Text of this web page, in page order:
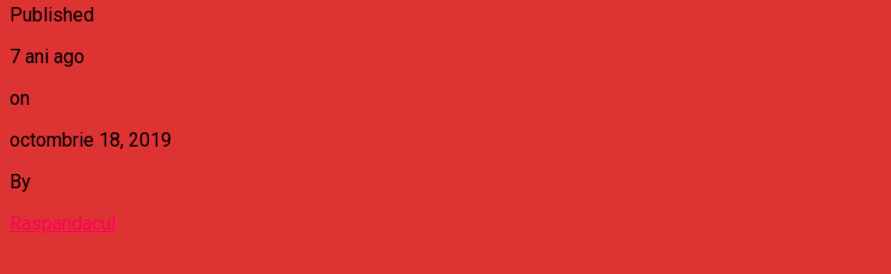
Published
7 ani ago
on
octombrie 18, 2019
By
Raspandacul